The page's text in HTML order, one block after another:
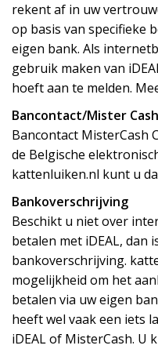
rekent af in uw
op basis van specifieke
eigen bank. Als
gebruik maken van
hoeft aan te melden.
Bancontact/Mister Cash
Bancontact MisterCash
de Belgische
kattenluiken.nl kunt u
Bankoverschrijving
Beschikt u niet over
betalen met iDEAL, dan
bankoverschrijving.
mogelijkheid om het
betalen via uw eigen
heeft wel vaak een iets
iDEAL of MisterCash. U